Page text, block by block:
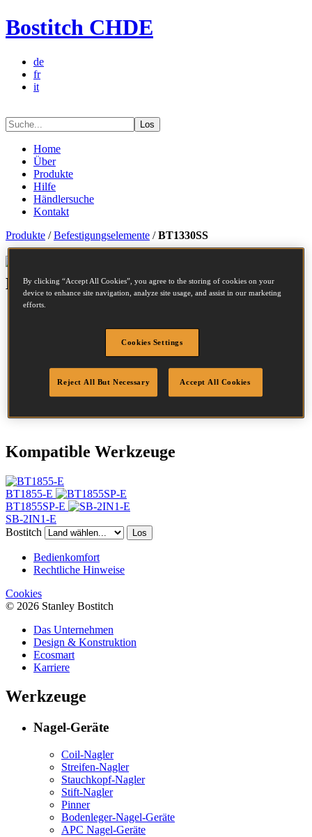
Bostitch CHDE
de
fr
it
Los
Home
Über
Produkte
Hilfe
Händlersuche
Kontakt
Produkte /Befestigungselemente /BT1330SS
BT1330SS
MINIBRADS 30 INOX 5M
1.25 mm
Länge
30 mm
Kompatible Werkzeuge
BT1855-E
BT1855SP-E
SB-2IN1-E
Bostitch
Los
Bedienkomfort
Rechtliche Hinweise
Cookies
© 2026 Stanley Bostitch
Das Unternehmen
Design & Konstruktion
Ecosmart
Karriere
Werkzeuge
Nagel-Geräte
Coil-Nagler
Streifen-Nagler
Stauchkopf-Nagler
Stift-Nagler
Pinner
Bodenleger-Nagel-Geräte
APC Nagel-Geräte
By clicking “Accept All Cookies”, you agree to the storing of cookies on your
device to enhance site navigation, analyze site usage, and assist in our marketing
efforts.
Cookies Settings
Reject All But Necessary Accept All Cookies